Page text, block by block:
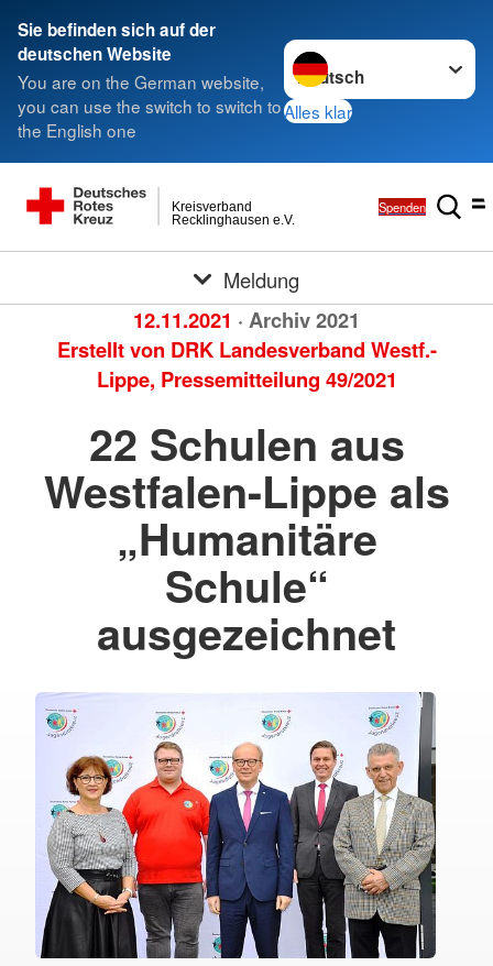
Sie befinden sich auf der
deutschen Website
You are on the German website,
you can use the switch to switch to
the English one
Sprache wechseln zu
Alles klar
Recklinghausen e.V.
Kreisverband Spenden
Meldung
12.11.2021 · Archiv 2021
Erstellt von DRK Landesverband Westf.-
Lippe, Pressemitteilung 49/2021
22 Schulen aus
Westfalen-Lippe als
„Humanitäre
Schule“
ausgezeichnet